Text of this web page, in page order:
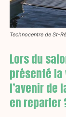
Technocentre de St-
Lors du
présenté la
l’avenir de
en reparler